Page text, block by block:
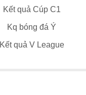
Kết quả Cúp C1
Kq bóng đá Ý
Kết quả V League